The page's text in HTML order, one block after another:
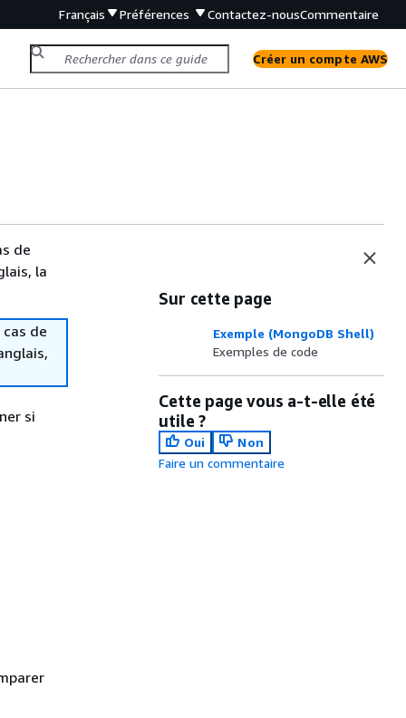
Français Préférences Contactez-nousCommentaire
Créer un compte AWS
de
la
de
si
Sur cette page
Exemple (MongoDB Shell)
Exemples de code
Cette page vous a-t-elle été
utile ?
Oui
Non
Faire un commentaire